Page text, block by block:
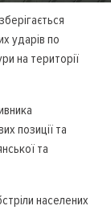
ударів по
на території
позиції та
та
населених